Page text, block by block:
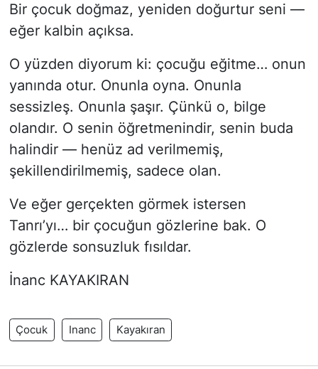
Bir çocuk doğmaz, yeniden doğurtur seni —
eğer kalbin açıksa.
O yüzden diyorum ki: çocuğu eğitme… onun
yanında otur. Onunla oyna. Onunla
sessizleş. Onunla şaşır. Çünkü o, bilge
olandır. O senin öğretmenindir, senin buda
halindir — henüz ad verilmemiş,
şekillendirilmemiş, sadece olan.
Ve eğer gerçekten görmek istersen
Tanrı’yı… bir çocuğun gözlerine bak. O
gözlerde sonsuzluk fısıldar.
İnanc KAYAKIRAN
Çocuk Inanc Kayakıran